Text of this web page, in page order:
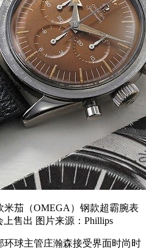
茄（OMEGA）钢款超霸腕表
上售出 图片来源：Phillips
球主管庄瀚森接受界面时尚时